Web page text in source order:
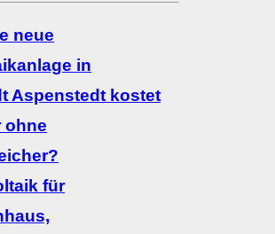
neue
in
Aspenstedt kostet
ohne
für